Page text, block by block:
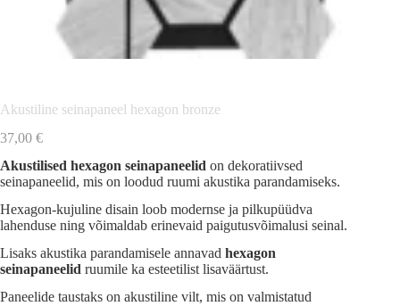
Akustiline seinapaneel hexagon bronze
37,00 €
Akustilised hexagon seinapaneelid on dekoratiivsed
seinapaneelid, mis on loodud ruumi akustika parandamiseks.
Hexagon-kujuline disain loob modernse ja pilkupüüdva
lahenduse ning võimaldab erinevaid paigutusvõimalusi seinal.
Lisaks akustika parandamisele annavad hexagon
seinapaneelid ruumile ka esteetilist lisaväärtust.
Paneelide taustaks on akustiline vilt, mis on valmistatud